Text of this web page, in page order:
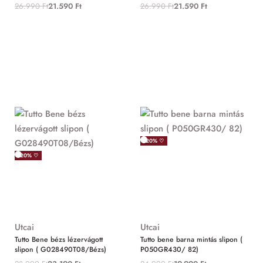
26.990Ft21.590 Ft 26.990Ft21.590 Ft
-20% ♡
Utcai
Tutto Bene bézs lézervágott
slipon ( G028490T08/Bézs)
-20% ♡
Utcai
Tutto bene barna mintás slipon (
P050GR430/ 82)